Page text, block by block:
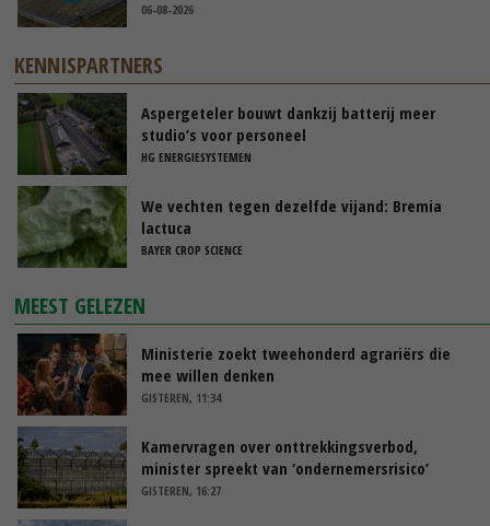
06-08-2026
KENNISPARTNERS
Aspergeteler bouwt dankzij batterij meer
studio’s voor personeel
HG ENERGIESYSTEMEN
We vechten tegen dezelfde vijand: Bremia
lactuca
BAYER CROP SCIENCE
MEEST GELEZEN
Ministerie zoekt tweehonderd agrariërs die
mee willen denken
GISTEREN, 11:34
Kamervragen over onttrekkingsverbod,
minister spreekt van ‘ondernemersrisico’
GISTEREN, 16:27